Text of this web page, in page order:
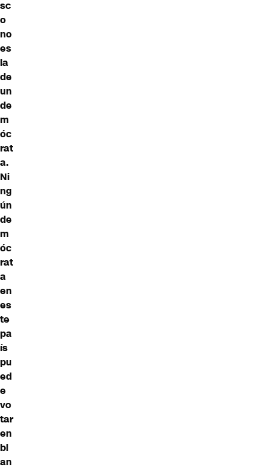
sc
o
no
es
la
de
un
de
m
óc
rat
a.
Ni
ng
ún
de
m
óc
rat
a
en
es
te
pa
ís
pu
ed
e
vo
tar
en
bl
an